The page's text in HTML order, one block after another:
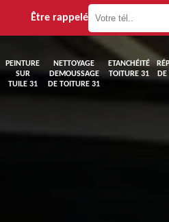
Être rappelé
PEINTURE
SUR
TUILE 31
NETTOYAGE
DEMOUSSAGE
DE TOITURE 31
ETANCHÉITÉ
TOITURE 31